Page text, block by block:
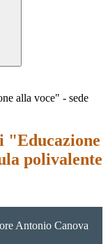
alla voce" - sede
"Educazione
polivalente
Antonio Canova